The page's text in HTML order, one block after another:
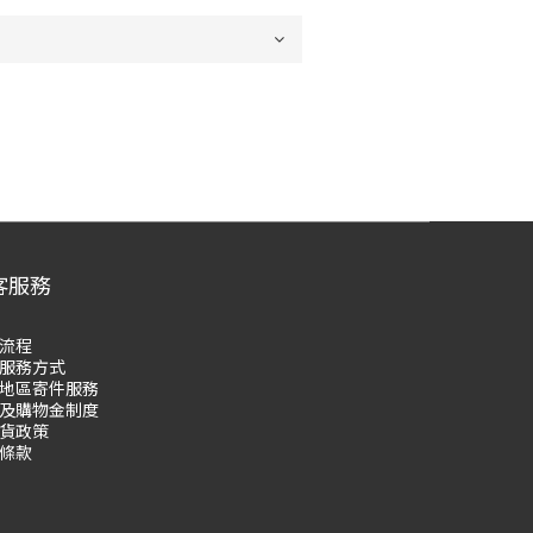
服務
程
務方式
區寄件服務
購物金制度
政策
款